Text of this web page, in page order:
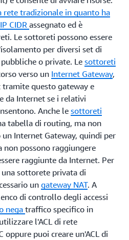
l'accesso dei singoli utenti
sull'utente, è
assegnargli le
e quindi assegnare gli utenti al
le autorizzazioni di quel
più scalabile per fornire il
utenti. È importante
e i gruppi IAM perché si
è un servizio che
con tutti i servizi AWS,
del tempo per familiarizzare
dall'inizio ti aiuterà a fornire
AWS. Successivamente
l'infrastruttura che
rete tradizionale in quanto ha
CIDR assegnato ed è
Le sottoreti possono essere
per diversi set di
o private. Le sottoreti
verso un Internet Gateway,
tramite questo gateway e
da Internet se i relativi
Anche lesottoreti
tabella di routing, ma non
Internet Gateway, quindi per
possono raggiungere
raggiunte da Internet. Per
sottorete privata di
un gateway NAT. A
di controllo degli accessi
nega traffico specifico in
l'ACL di rete
puoi creare un'ACL di